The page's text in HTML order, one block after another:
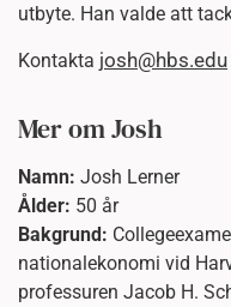
utbyte. Han valde att
Kontakta josh@hbs.edu
Mer om Josh
Namn: Josh Lerner
Ålder: 50 år
Bakgrund:
nationalekonomi vid
professuren Jacob H.